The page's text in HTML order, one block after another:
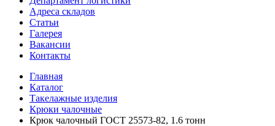
Адреса складов
Статьи
Галерея
Вакансии
Контакты
Главная
Каталог
Такелажные изделия
Крюки чалочные
Крюк чалочный ГОСТ 25573-82, 1.6 тонн